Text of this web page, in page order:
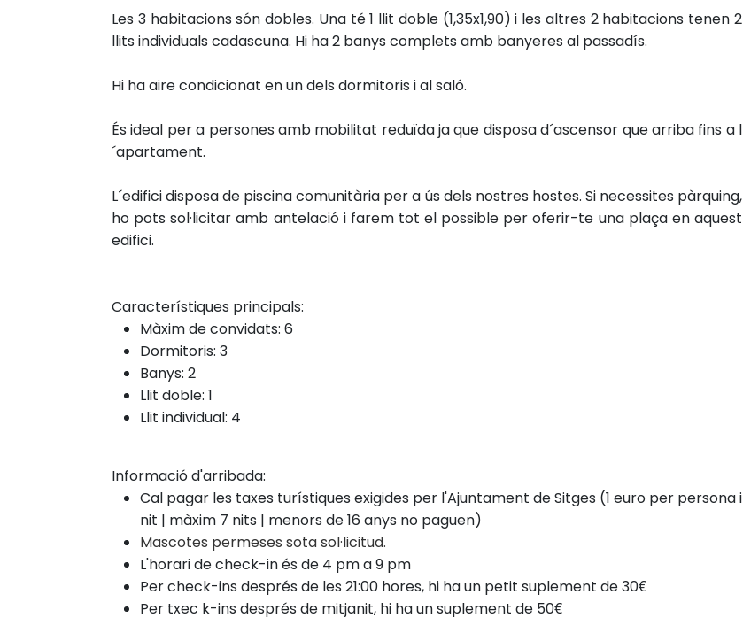
Les 3 habitacions són dobles. Una té 1 llit doble (1,35x1,90) i les altres 2 habitacions tenen 2
llits individuals cadascuna. Hi ha 2 banys complets amb banyeres al passadís.
Hi ha aire condicionat en un dels dormitoris i al saló.
És ideal per a persones amb mobilitat reduïda ja que disposa d´ascensor que arriba fins a l
´apartament.
L´edifici disposa de piscina comunitària per a ús dels nostres hostes. Si necessites pàrquing,
ho pots sol·licitar amb antelació i farem tot el possible per oferir-te una plaça en aquest
edifici.
Característiques principals:
Màxim de convidats: 6
Dormitoris: 3
Banys: 2
Llit doble: 1
Llit individual: 4
Informació d'arribada:
Cal pagar les taxes turístiques exigides per l'Ajuntament de Sitges (1 euro per persona i
nit | màxim 7 nits | menors de 16 anys no paguen)
Mascotes permeses sota sol·licitud.
L'horari de check-in és de 4 pm a 9 pm
Per check-ins després de les 21:00 hores, hi ha un petit suplement de 30€
Per txec k-ins després de mitjanit, hi ha un suplement de 50€